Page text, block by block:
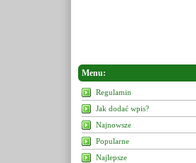
Menu:
Regulamin
Jak dodać wpis?
Najnowsze
Popularne
Najlepsze